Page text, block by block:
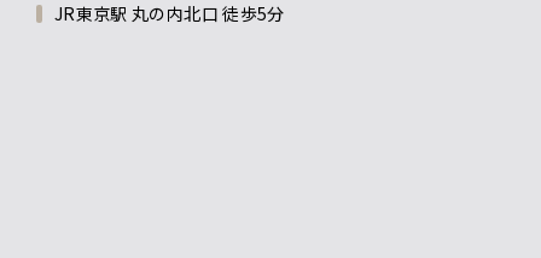
JR東京駅 丸の内北口 徒歩5分